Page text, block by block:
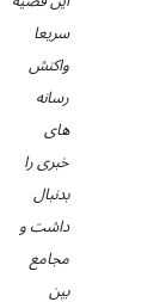
سریعا
واکنش
رسانه
های
خبری را
بدنبال
داشت و
مجامع
بین